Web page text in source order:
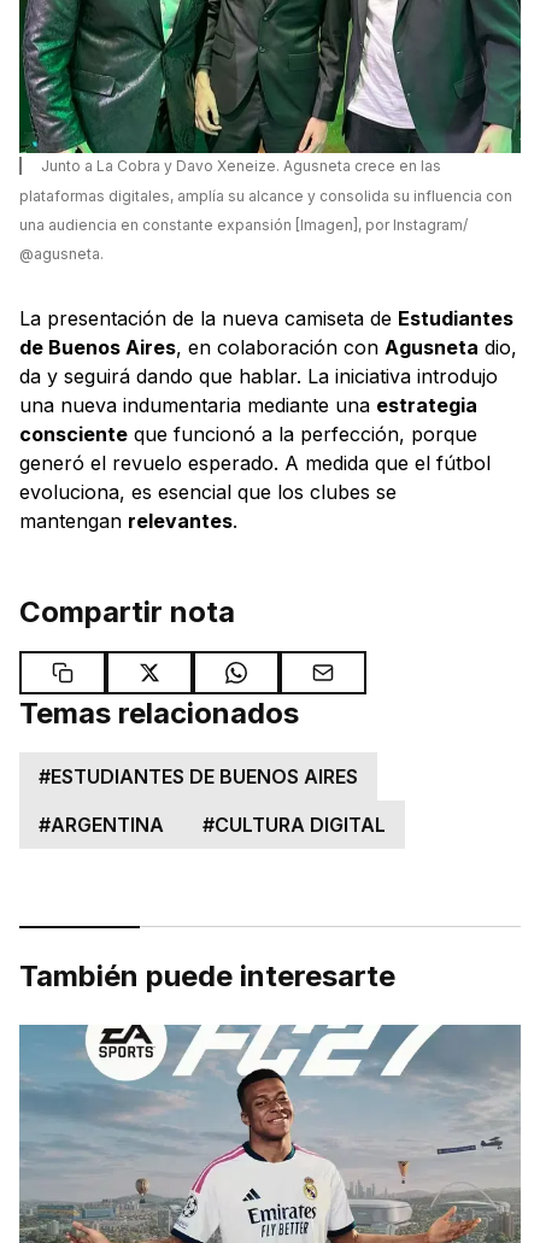
Junto a La Cobra y Davo Xeneize. Agusneta crece en las
plataformas digitales, amplía su alcance y consolida su influencia con
una audiencia en constante expansión [Imagen], por Instagram/
@agusneta.
La presentación de la nueva camiseta de Estudiantes
de Buenos Aires, en colaboración con Agusneta dio,
da y seguirá dando que hablar. La iniciativa introdujo
una nueva indumentaria mediante una estrategia
consciente que funcionó a la perfección, porque
generó el revuelo esperado. A medida que el fútbol
evoluciona, es esencial que los clubes se
mantengan relevantes.
Compartir nota
Temas relacionados
#ESTUDIANTES DE BUENOS AIRES
#ARGENTINA #CULTURA DIGITAL
También puede interesarte